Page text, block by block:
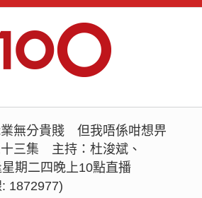
業無分貴賤 但我唔係咁想畀
三集 主持：杜浚斌、
期二四晚上10點直播
1872977)